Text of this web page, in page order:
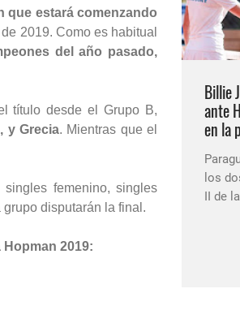
que estará comenzando
2019. Como es habitual
del año pasado,
título desde el Grupo B,
y Grecia. Mientras que el
singles femenino, singles
disputarán la final.
2019:
Billie
ante
en la
los
II de